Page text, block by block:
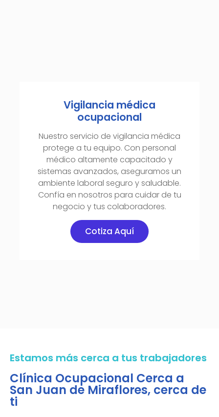
Vigilancia médica
ocupacional
Nuestro servicio de vigilancia médica
protege a tu equipo. Con personal
médico altamente capacitado y
sistemas avanzados, aseguramos un
ambiente laboral seguro y saludable.
Confía en nosotros para cuidar de tu
negocio y tus colaboradores.
Cotiza Aquí
Estamos más cerca a tus trabajadores
Clínica Ocupacional Cerca a
San Juan de Miraflores, cerca de
ti